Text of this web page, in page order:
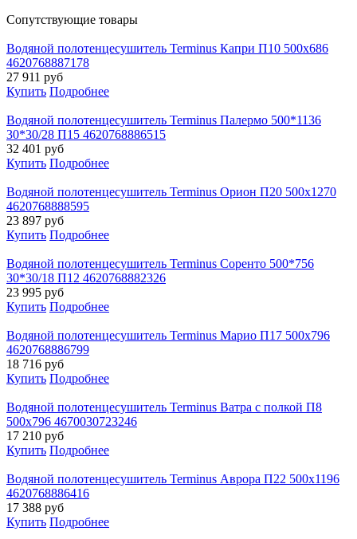
Cопутствующие товары
Водяной полотенцесушитель Terminus Капри П10 500х686
4620768887178
27 911 руб
Купить Подробнее
Водяной полотенцесушитель Terminus Палермо 500*1136
30*30/28 П15 4620768886515
32 401 руб
Купить Подробнее
Водяной полотенцесушитель Terminus Орион П20 500х1270
4620768888595
23 897 руб
Купить Подробнее
Водяной полотенцесушитель Terminus Соренто 500*756
30*30/18 П12 4620768882326
23 995 руб
Купить Подробнее
Водяной полотенцесушитель Terminus Марио П17 500х796
4620768886799
18 716 руб
Купить Подробнее
Водяной полотенцесушитель Terminus Ватра с полкой П8
500х796 4670030723246
17 210 руб
Купить Подробнее
Водяной полотенцесушитель Terminus Аврора П22 500х1196
4620768886416
17 388 руб
Купить Подробнее